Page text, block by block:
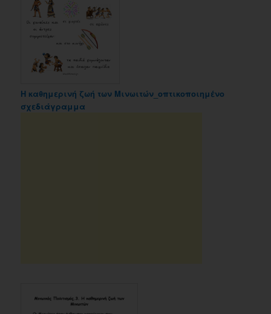
Η καθημερινή ζωή των Μινωιτών_οπτικοποιημένο
σχεδιάγραμμα